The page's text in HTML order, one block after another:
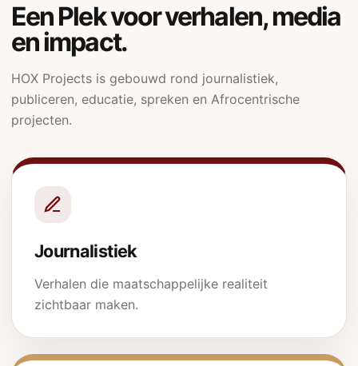
Een Plek voor verhalen, media
en impact.
HOX Projects is gebouwd rond journalistiek,
publiceren, educatie, spreken en Afrocentrische
projecten.
Journalistiek
Verhalen die maatschappelijke realiteit
zichtbaar maken.